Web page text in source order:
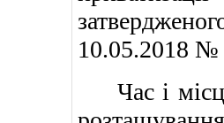
10.05.2018 №
Час і місце